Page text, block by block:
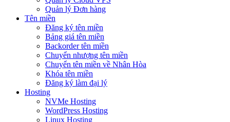
Quản lý Đơn hàng
Tên miền
Đăng ký tên miền
Bảng giá tên miền
Backorder tên miền
Chuyển nhượng tên miền
Chuyển tên miền về Nhân Hòa
Khóa tên miền
Đăng ký làm đại lý
Hosting
NVMe Hosting
WordPress Hosting
Linux Hosting